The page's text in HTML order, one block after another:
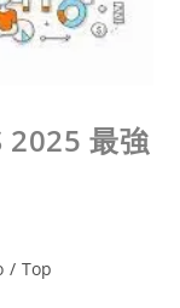
2025 最強
/ Top